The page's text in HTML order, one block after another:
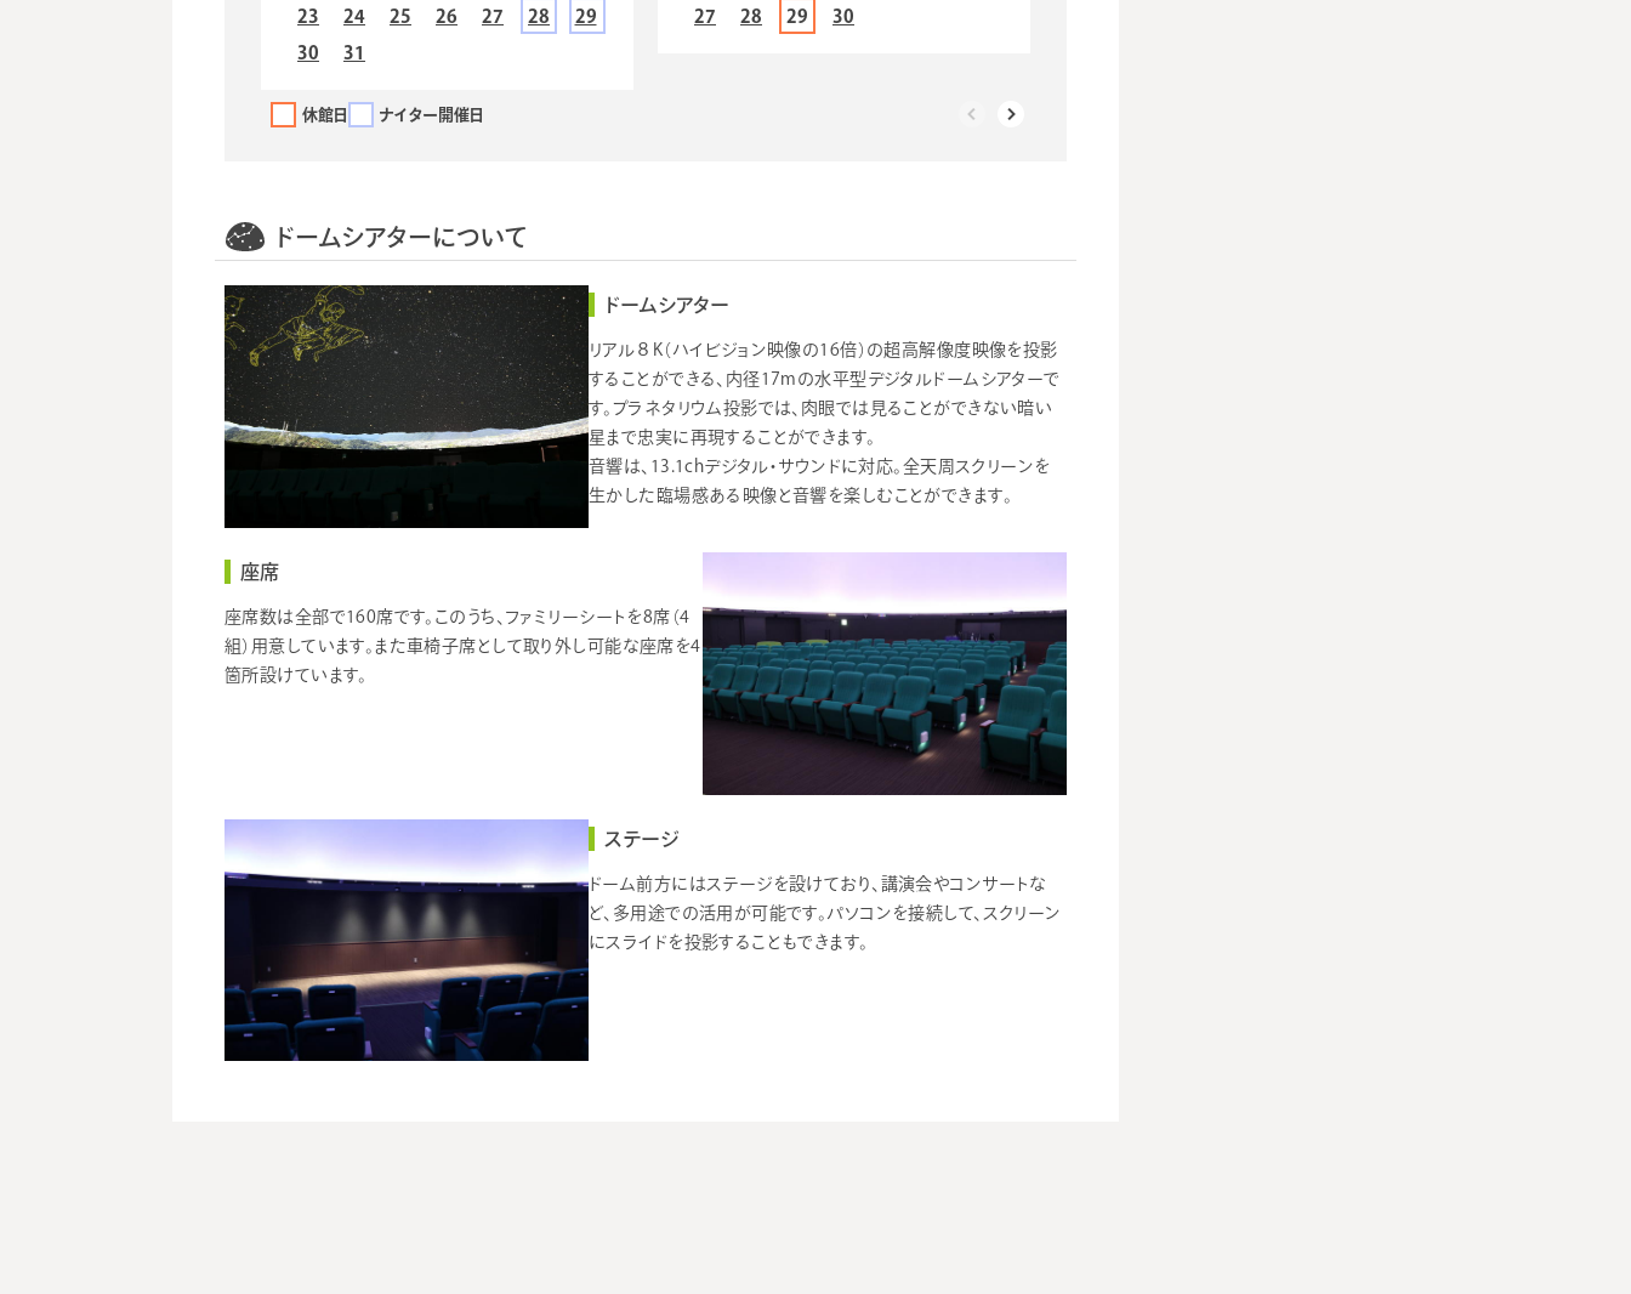
23
24 25 26 27 28
29
30
31
27
28 29 30
休館日 ナイター開催日
14:30～15:05 すみっコぐらし ひろい宇宙とオーロラのひかり
学習番組 15:30～16:05超巨大恐竜 ゴンドワナ大陸の謎
16:30～17:05ほしぞライブ～解説員による星空案内～
特別イベント 19:00～19:45 サカナクション グッドナイト・プラネタリウム
ドームシアターについて
ドームシアター
リアル８K（ハイビジョン映像の16倍）の超高解像度映像を投影
することができる、内径17mの水平型デジタルドームシアターで
す。プラネタリウム投影では、肉眼では見ることができない暗い
星まで忠実に再現することができます。
音響は、13.1chデジタル・サウンドに対応。全天周スクリーンを
生かした臨場感ある映像と音響を楽しむことができます。
座席
座席数は全部で160席です。このうち、ファミリーシートを8席（4
組）用意しています。また車椅子席として取り外し可能な座席を4
箇所設けています。
ステージ
ドーム前方にはステージを設けており、講演会やコンサートな
ど、多用途での活用が可能です。パソコンを接続して、スクリーン
にスライドを投影することもできます。